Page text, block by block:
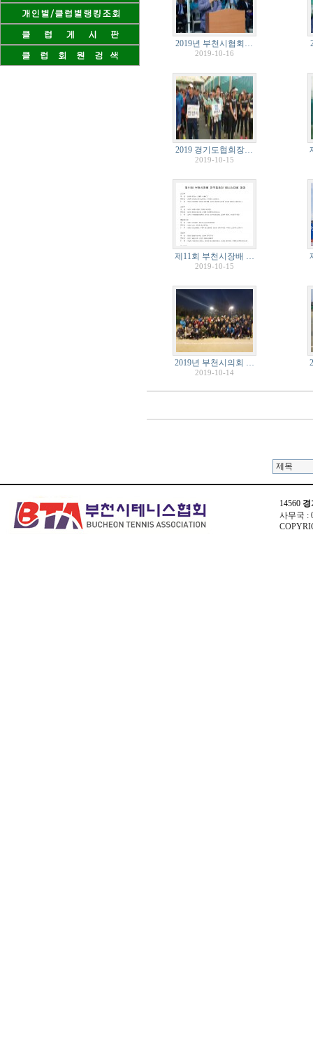
2019년 부천시협회…
2019-10-16
2019 경기도협회장…
2019-10-15
제11회 부천시장배 …
2019-10-15
2019년 부천시의회 …
2019-10-14
14560 경
사무국 :